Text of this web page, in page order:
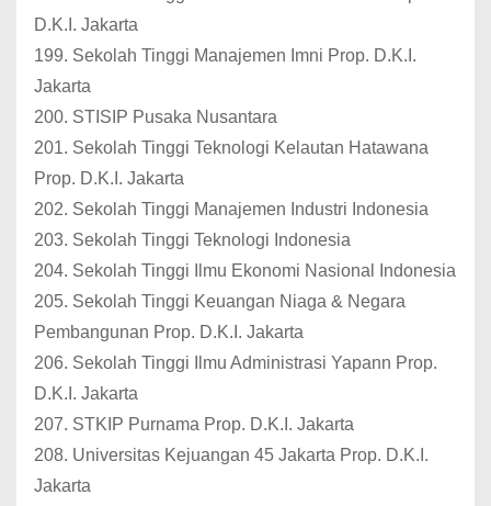
D.K.I. Jakarta
199. Sekolah Tinggi Manajemen Imni Prop. D.K.I.
Jakarta
200. STISIP Pusaka Nusantara
201. Sekolah Tinggi Teknologi Kelautan Hatawana
Prop. D.K.I. Jakarta
202. Sekolah Tinggi Manajemen Industri Indonesia
203. Sekolah Tinggi Teknologi Indonesia
204. Sekolah Tinggi Ilmu Ekonomi Nasional Indonesia
205. Sekolah Tinggi Keuangan Niaga & Negara
Pembangunan Prop. D.K.I. Jakarta
206. Sekolah Tinggi Ilmu Administrasi Yapann Prop.
D.K.I. Jakarta
207. STKIP Purnama Prop. D.K.I. Jakarta
208. Universitas Kejuangan 45 Jakarta Prop. D.K.I.
Jakarta